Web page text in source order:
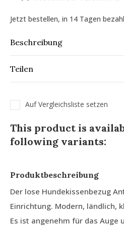
Jetzt bestellen, in 14 Tagen
Beschreibung
Teilen
Auf Vergleichsliste setzen
This product is
following variants:
Produktbeschreibung
Der lose Hundekissenbezug
Einrichtung. Modern, ländlich,
Es ist angenehm für das Auge